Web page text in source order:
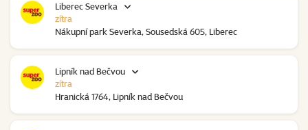
Liberec Severka
Nákupní park Severka, Sousedská 605, Liberec
zítra
Lipník nad Bečvou
Hranická 1764, Lipník nad Bečvou
zítra